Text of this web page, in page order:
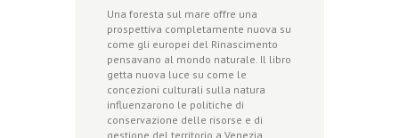
Una foresta sul mare offre una
prospettiva completamente nuova su
come gli europei del Rinascimento
pensavano al mondo naturale. Il libro
getta nuova luce su come le
concezioni culturali sulla natura
influenzarono le politiche di
conservazione delle risorse e di
gestione del territorio a Venezia.